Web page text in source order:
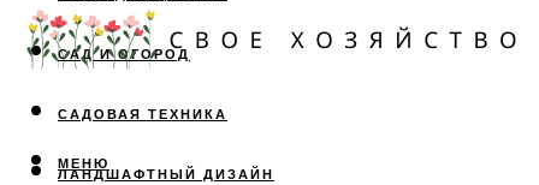
САД И ОГОРОД
САДОВАЯ ТЕХНИКА
ЛАНДШАФТНЫЙ ДИЗАЙН
МЕНЮ